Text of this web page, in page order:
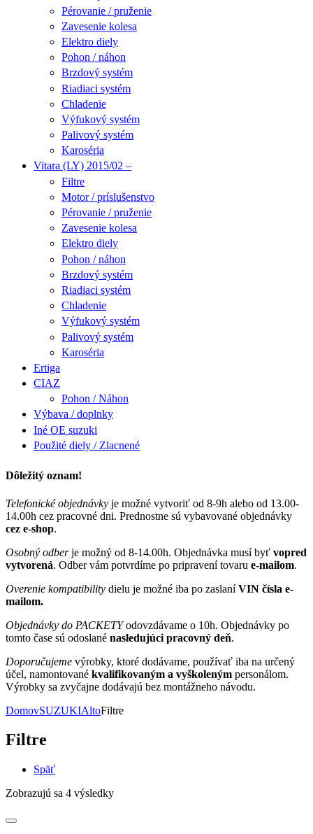
Pérovanie / pruženie
Zavesenie kolesa
Elektro diely
Pohon / náhon
Brzdový systém
Riadiaci systém
Chladenie
Výfukový systém
Palivový systém
Karoséria
Vitara (LY) 2015/02 –
Filtre
Motor / príslušenstvo
Pérovanie / pruženie
Zavesenie kolesa
Elektro diely
Pohon / náhon
Brzdový systém
Riadiaci systém
Chladenie
Výfukový systém
Palivový systém
Karoséria
Ertiga
CIAZ
Pohon / Náhon
Výbava / doplnky
Iné OE suzuki
Použité diely / Zlacnené
Dôležitý oznam!
Telefonické objednávky je možné vytvoriť od 8-9h alebo od 13.00-
14.00h cez pracovné dni. Prednostne sú vybavované objednávky
cez e-shop.
Osobný odberje možný od 8-14.00h. Objednávka musí byť vopred
vytvorená. Odber vám potvrdíme po pripravení tovaru e-mailom.
Overenie kompatibility dielu je možné iba po zaslaníVIN čísla e-
mailom.
Objednávky do PACKETYodovzdávame o 10h. Objednávky po
tomto čase sú odoslané nasledujúci pracovný deň.
Doporučujeme výrobky, ktoré dodávame, používať iba na určený
účel, namontované kvalifikovaným a vyškoleným personálom.
Výrobky sa zvyčajne dodávajú bez montážneho návodu.
DomovSUZUKIAltoFiltre
Filtre
Späť
Zobrazujú sa 4 výsledky